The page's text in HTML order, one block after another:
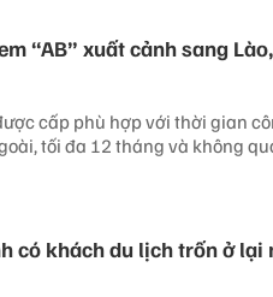
“AB” xuất cảnh sang
cấp phù hợp với thời gian
tối đa 12 tháng và không
có khách du lịch trốn ở lại